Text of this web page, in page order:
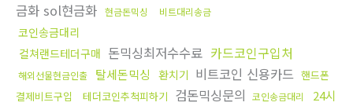
금화 sol현금화 현금돈믹싱 비트대리송금
코인송금대리
컬쳐랜드테더구매 돈믹싱최저수수료 카드코인구입처
해외선물현금인출 탈세돈믹싱 환치기 비트코인 신용카드 핸드폰
결제비트구입
테더코인추척피하기 검돈믹싱문의 코인송금대리
24시